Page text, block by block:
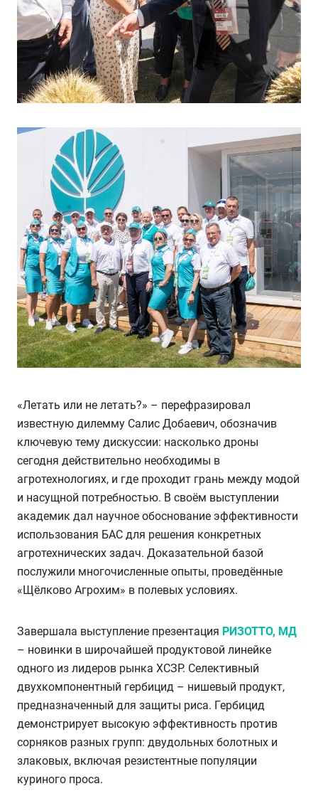
«Летать или не летать?» – перефразировал
известную дилемму Салис Добаевич, обозначив
ключевую тему дискуссии: насколько дроны
сегодня действительно необходимы в
агротехнологиях, и где проходит грань между модой
и насущной потребностью. В своём выступлении
академик дал научное обоснование эффективности
использования БАС для решения конкретных
агротехнических задач. Доказательной базой
послужили многочисленные опыты, проведённые
«Щёлково Агрохим» в полевых условиях.
Завершала выступление презентация РИЗОТТО, МД
– новинки в широчайшей продуктовой линейке
одного из лидеров рынка ХСЗР. Селективный
двухкомпонентный гербицид – нишевый продукт,
предназначенный для защиты риса. Гербицид
демонстрирует высокую эффективность против
сорняков разных групп: двудольных болотных и
злаковых, включая резистентные популяции
куриного проса.